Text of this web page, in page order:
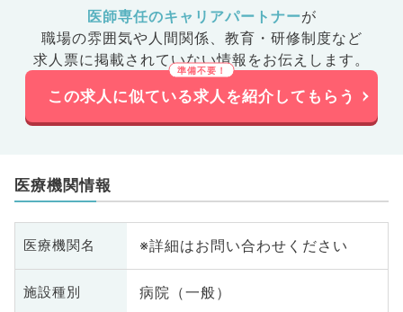
医師専任のキャリアパートナーが
職場の雰囲気や人間関係、 教育・研修制度など
求人票に掲載されていない情報をお伝えします。
この求人に似ている求人を紹介してもらう
医療機関情報
医療機関名 ※詳細はお問い合わせください
施設種別 病院（一般）